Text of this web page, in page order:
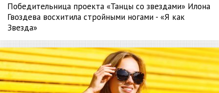
Победительница проекта «Танцы со звездами» Илона
Гвоздева восхитила стройными ногами - «Я как
Звезда»